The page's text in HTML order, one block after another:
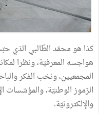
كذا هو محمّد الطّالبي الذي
هواجسه المعرفيّة، ونظرا
المجمعيين، ونخب الفكر
الرّموز الوطنيّة، والمؤسّسات
والإلكترونيّة.